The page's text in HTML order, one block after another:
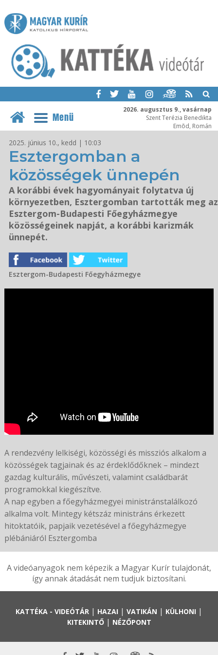
2026. augusztus 9., vasárnap
Szent Terézia Benedikta
Emõd, Román
Menü
A rendezvény lelkiségi, közösségi és missziós alkalom a
közösségek tagjainak és az érdeklődőknek – mindezt
gazdag kulturális, művészeti, valamint családbarát
programokkal kiegészítve.
A nap egyben a főegyházmegyei ministránstalálkozó
alkalma volt. Mintegy kétszáz ministráns érkezett
hitoktatóik, papjaik vezetésével a főegyházmegye
plébániáról Esztergomba
2025. június 10., kedd | 10:03
Esztergomban a
közösségek ünnepén
A korábbi évek hagyományait folytatva új
környezetben, Esztergomban tartották meg az
Esztergom-Budapesti Főegyházmegye
közösségeinek napját, a korábbi karizmák
ünnepét.
Esztergom-Budapesti Főegyházmegye
A videóanyagok nem képezik a Magyar Kurír tulajdonát,
így annak átadását nem tudjuk biztosítani.
KATTÉKA - VIDEÓTÁR | HAZAI | VATIKÁN | KÜLHONI |
KITEKINTŐ| NÉZŐPONT